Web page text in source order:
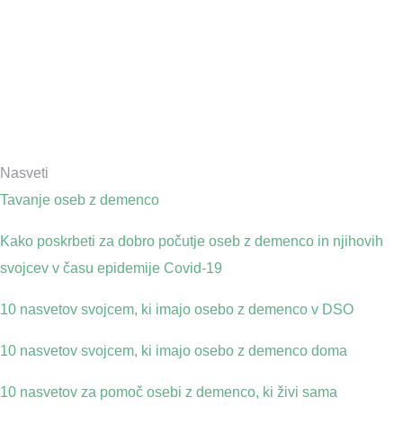
Nasveti
Tavanje oseb z demenco
Kako poskrbeti za dobro počutje oseb z demenco in njihovih
svojcev v času epidemije Covid-19
10 nasvetov svojcem, ki imajo osebo z demenco v DSO
10 nasvetov svojcem, ki imajo osebo z demenco doma
10 nasvetov za pomoč osebi z demenco, ki živi sama